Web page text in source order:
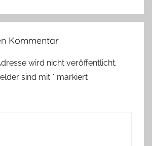
Kommentar
wird nicht veröffentlicht.
sind mit * markiert